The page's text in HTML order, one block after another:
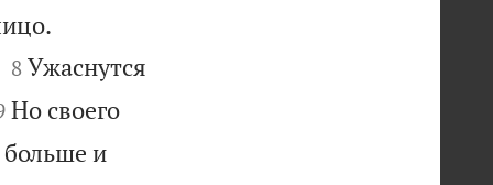


8 Ужаснутся
Но своего
больше и